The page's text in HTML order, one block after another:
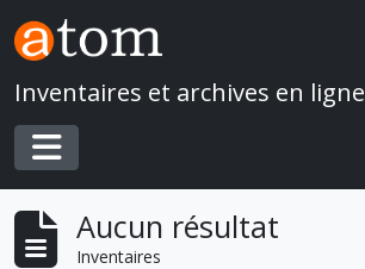
Skip to main content
Inventaires et archives en ligne
Toggle navigation
Aucun résultat
Inventaires